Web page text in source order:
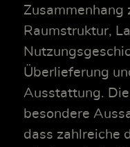
Zusammenhang
Raumstruktur,
Überlieferung
Ausstattung.
besondere
dass zahlreiche